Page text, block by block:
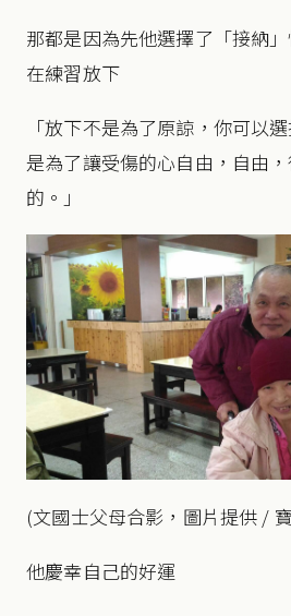
那都是因為先他選擇了「接納
在練習放下
「放下不是為了原諒，你可以
是為了讓受傷的心自由，自由
的。」
(文國士父母合影，圖片提供 /
他慶幸自己的好運